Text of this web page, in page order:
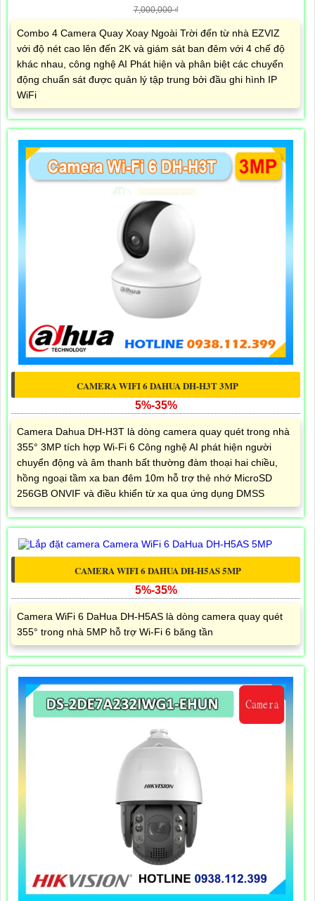
7,000,000 ₫
Combo 4 Camera Quay Xoay Ngoài Trời đến từ nhà EZVIZ
với độ nét cao lên đến 2K và giám sát ban đêm với 4 chế độ
khác nhau, công nghệ AI Phát hiện và phân biệt các chuyển
động chuẩn sát được quản lý tập trung bởi đầu ghi hình IP
WiFi
CAMERA WIFI 6 DAHUA DH-H3T 3MP
5%-35%
Camera Dahua DH-H3T là dòng camera quay quét trong nhà
355° 3MP tích hợp Wi-Fi 6 Công nghệ AI phát hiện người
chuyển động và âm thanh bất thường đàm thoại hai chiều,
hồng ngoại tầm xa ban đêm 10m hỗ trợ thẻ nhớ MicroSD
256GB ONVIF và điều khiển từ xa qua ứng dụng DMSS
CAMERA WIFI 6 DAHUA DH-H5AS 5MP
5%-35%
Camera WiFi 6 DaHua DH-H5AS là dòng camera quay quét
355° trong nhà 5MP hỗ trợ Wi-Fi 6 băng tần